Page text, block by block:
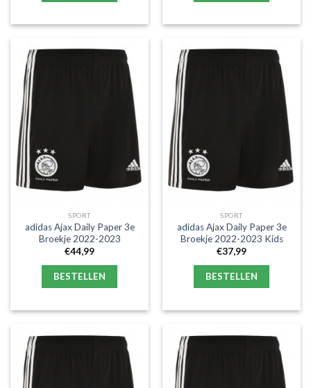
SPORT
adidas Ajax Daily Paper 3e
Broekje 2022-2023
€44,99
BESTELLEN
SPORT
adidas Ajax Daily Paper 3e
Broekje 2022-2023 Kids
€37,99
BESTELLEN